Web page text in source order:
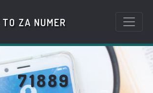
TO ZA NUMER
71889